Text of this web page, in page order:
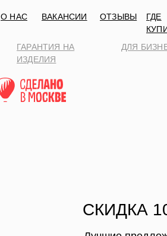
ГАРАНТИЯ НА
ИЗДЕЛИЯ
ДЛЯ
О НАС ОТЗЫВЫ
ГДЕ
ВАКАНСИИ
СКИДКА